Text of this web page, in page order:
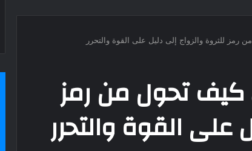
للثروة والزواج إلى دليل على القوة والتحرر
كيف تحول من رمز
على القوة والتحرر